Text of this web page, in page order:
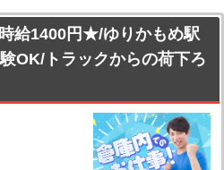
給1400円★/ゆりかもめ駅
OK/トラックからの荷下ろ